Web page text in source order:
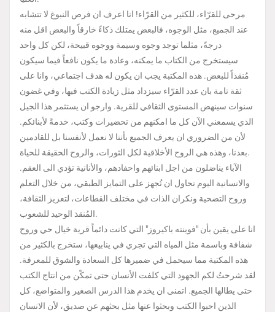
مرحى للقرّاء، للكثير من القرّاء! انا اعرف ان فرص النبوغ لا تتشابه
عند الجميع، مثل الوجوه، فالبعض يمتلك ذكاءً خارقاً والبعض اقل منه
درجةً، مثلما توجد وجوه وسيمة ووجوه قبيحة، لكن كل واحد
سيستخرج من الكتاب ما يمكنه، وعادة ما يكون نافعاً فيما سيكون
مُنقذاً للبعض. هذه المكتبة يجب ان يكون له هدف اجتماعي، وانا على
ثقة تامة بان عدد القرّاء سيزداد مثل زيادة الكتب فيها، وفي غضون
سنوات سينهض المستوى الثقافي للقرية. وارجو ان يستثمر هذا الجيل
الذي يسمعني الآن كل ما امكنهم من تحضيرات وكتب، خدمةً لأبنائكم.
لأن من الضروري ان يعرف الجميع بأننا لا نعمل لأنفسنا بل للقادمين
بعدنا، وهذه هي الروح الأخلاقية لكل الثورات، والروح الحقيقة للحياة.
الآباء يناضلون من اجل ابنائهم واحفادهم، والأنانية تؤدي الى العقم.
والانسانية اليوم تحاول ان تُجهز على التمايز الطبقي، من خلال التعلم
وروح التضحية ونكران الذات في مختلف القطاعات، لتعزيز الثقافة،
المُنقذ الوحيد للشعوب.
انا على يقين بأن "فوينته باكيروز" التي كانت دائماً قرية خيال حي وروح
شفافة وباسمة مثل المياه التي تجري في ينابيعها، ستخرج بالكثير من
هذه المكتبة مما سيحمل في ضميرها كل السعادة والشوق للمعرفة.
لقد شرحتُ لكم الجهود التي كلفت الأنسان حتى تمكّن من انتاج الكتب
حتى يطالها الجميع. اتمنى ان يخدم هذا الدرس الصغير والمتواضع، كل
الذين احبوا الكتب وبحثوا عنها مثل بحثهم عن صديق، لأن الانسان